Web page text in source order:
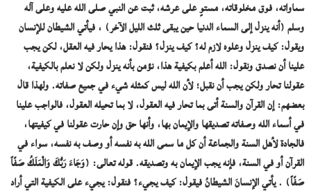
سماواته، فوق مخلوقاته، مستوٍ على عرشه، ثبت عن النبي صلى الله عليه وعلى آله
وسلم (أنه ينزل إلى السماء الدنيا حين يبقى ثلث الليل الآخر) ، فيأتي الشيطان للإنسان
ويقول: كيف ينزل وعلوه لازم له؟ كيف ينزل؟ فنقول: هذا يحار فيه العقل، لكن يجب
علينا أن نصدق ونقول: الله أعلم بكيفية هذا، نؤمن بأنه ينزل ولكن لا نعلم بالكيفية،
عقولنا تحار ولكن يجب أن نقبل؛ لأن الله ليس كمثله شيء في جميع صفاته. ولهذا قال
بعضهم: إن القرآن والسنة أتى بما تحار فيه العقول، لا بما تحيله العقول، فالواجب علينا
في أسماء الله وصفاته تصديقها والإيمان بها، وأنها حق وإن حارت عقولنا في كيفيتها،
فالجادة لأهل السنة والجماعة أن كل ما سمى الله به نفسه أو وصف به نفسه، سواء في
القرآن أو في السنة، فإنه يجب الإيمان به وتصديقه. قوله تعالى: (وَجَاءَ رَبُّكَ وَالْمَلَكُ صَفّاً
صَفّاً) . يأتي الإنسانَ الشيطانُ فيقول: كيف يجيء؟ فنقول: يجيء على الكيفية التي أراد